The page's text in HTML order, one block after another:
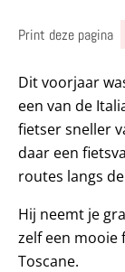
Print deze pagina
Dit voorjaar
een van de
fietser sneller
daar een
routes langs
Hij neemt je
zelf een
Toscane.